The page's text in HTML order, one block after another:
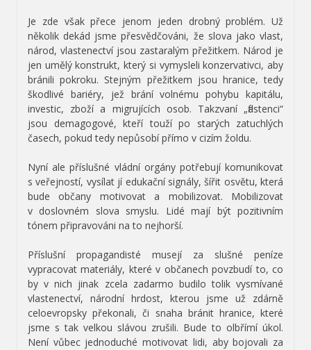
Je zde však přece jenom jeden drobný problém. Už
několik dekád jsme přesvědčováni, že slova jako vlast,
národ, vlastenectví jsou zastaralým přežitkem. Národ je
jen umělý konstrukt, který si vymysleli konzervativci, aby
bránili pokroku. Stejným přežitkem jsou hranice, tedy
škodlivé bariéry, jež brání volnému pohybu kapitálu,
investic, zboží a migrujících osob. Takzvaní „flastenci“
jsou demagogové, kteří touží po starých zatuchlých
časech, pokud tedy nepůsobí přímo v cizím žoldu.
Nyní ale příslušné vládní orgány potřebují komunikovat
s veřejností, vysílat jí edukační signály, šířit osvětu, která
bude občany motivovat a mobilizovat. Mobilizovat
v doslovném slova smyslu. Lidé mají být pozitivním
tónem připravováni na to nejhorší.
Příslušní propagandisté musejí za slušné peníze
vypracovat materiály, které v občanech povzbudí to, co
by v nich jinak zcela zadarmo budilo tolik vysmívané
vlastenectví, národní hrdost, kterou jsme už zdárně
celoevropsky překonali, či snaha bránit hranice, které
jsme s tak velkou slávou zrušili. Bude to olbřímí úkol.
Není vůbec jednoduché motivovat lidi, aby bojovali za